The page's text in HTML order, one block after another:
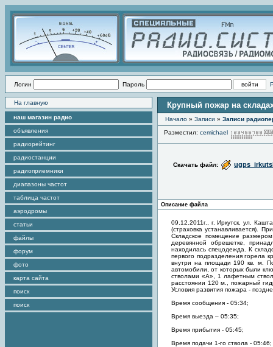
Логин Пароль
На главную
наш магазин радио
объявления
радиорейтинг
радиостанции
радиоприемники
диапазоны частот
таблица частот
аэродромы
статьи
файлы
форум
фото
карта сайта
поиск
поиск
Крупный пожар на
Начало » Записи » Записи
Разместил: cemichael
Скачать файл:
Описание файла
09.12.2011г., г. Иркутск, ул.
(страховка устанавливается).
Складское помещение
деревянной обрешетке,
находилась спецодежда. К
первого подразделения горела
внутри на площади 190 кв. м.
автомобили, от которых были
стволами «А», 1 лафетным
расстоянии 120 м., пожарный
Условия развития пожара -
Время сообщения - 05:34;
Время выезда – 05:35;
Время прибытия - 05:45;
Время подачи 1-го ствола - 05:46;